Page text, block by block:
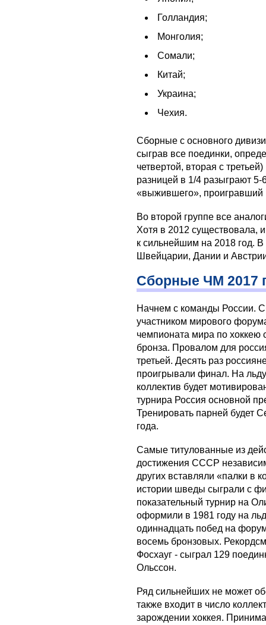
Голландия;
Монголия;
Сомали;
Китай;
Украина;
Чехия.
Сборные с основного
сыграв все поединки,
четвертой, вторая с
разницей в 1/4 разыграют
«выжившего», проигравший
Во второй группе все
Хотя в 2012 существовала,
к сильнейшим на 2018 год.
Швейцарии, Дании и
Сборные ЧМ 2017
Начнем с команды России.
участником мирового
чемпионата мира по хоккею
бронза. Провалом для
третьей. Десять раз
проигрывали финал. На
коллектив будет
турнира Россия основной
Тренировать парней будет
года.
Самые титулованные из
достижения СССР
других вставляли «палки в
истории шведы сыграли с
показательный турнир на
оформили в 1981 году на
одиннадцать побед на
восемь бронзовых.
Фосхауг - сыграл 129
Ольссон.
Ряд сильнейших не может
также входит в число
зарождении хоккея.